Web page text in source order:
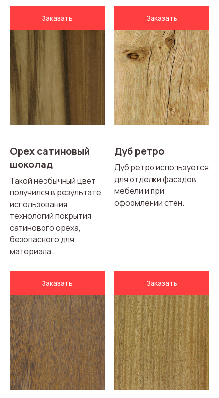
Заказать Заказать
Орех сатиновый
шоколад
Такой необычный цвет
получился в результате
использования
технологий покрытия
сатинового ореха,
безопасного для
материала.
Заказать
Дуб ретро
Дуб ретро используется
для отделки фасадов
мебели и при
оформлении стен.
Заказать